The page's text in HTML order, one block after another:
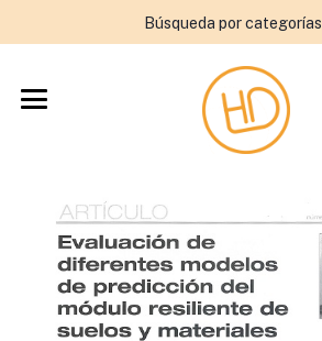
Búsqueda por categorías